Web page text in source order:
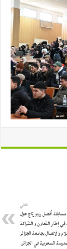
التالي
أفضل روبورتاج حول
في إطار التّعاون و الشّراكة
والاتصال بجامعة الجزائر